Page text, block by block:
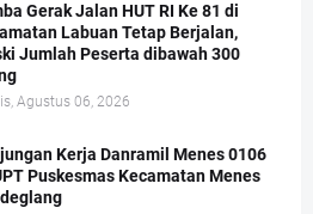
Gerak Jalan HUT RI Ke 81 di
Labuan Tetap Berjalan,
Jumlah Peserta dibawah 300
Agustus 06, 2026
Kerja Danramil Menes 0106
Puskesmas Kecamatan Menes